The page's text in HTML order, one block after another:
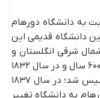
به دانشگاه دورهام
دانشگاه قدیمی این
شرقی انگلستان و
در منطقه دورهام واقع شده است. پس از ۶۰۰ سال و در سال ۱۸۳۲
مجدداً در جزیره انگلیس، یک دانشگاه تأسیس شد؛ در سال ۱۸۳۷
به دانشگاه تغییر